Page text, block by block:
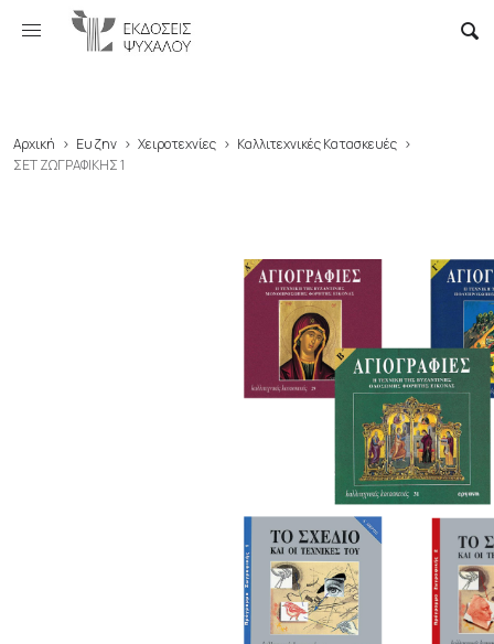
Αρχική > Ευ ζην > Χειροτεχνίες > Καλλιτεχνικές Κατασκευές >
ΣΕΤ ΖΩΓΡΑΦΙΚΗΣ 1